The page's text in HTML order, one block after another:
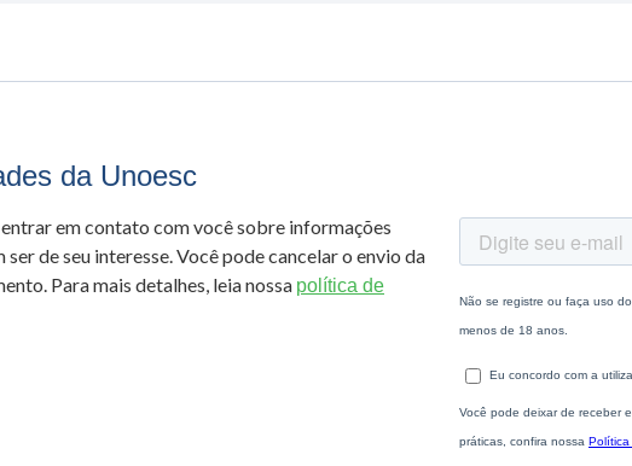
da Unoesc
em contato com você sobre informações
de seu interesse. Você pode cancelar o envio da
Para mais detalhes, leia nossa política de